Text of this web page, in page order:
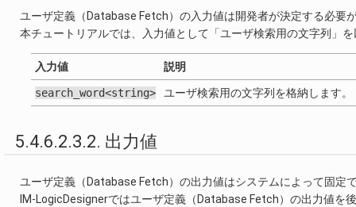
ユーザ定義（Database Fetch）の入力値は開発者が決定する必要
本チュートリアルでは、入力値として「ユーザ検索用の文字列」
入力値 説明
search_word<string> ユーザ検索用の文字列を格納します。
5.4.6.2.3.2. 出力値
ユーザ定義（Database Fetch）の出力値はシステムによって固定
IM-LogicDesignerではユーザ定義（Database Fetch）の出力値を